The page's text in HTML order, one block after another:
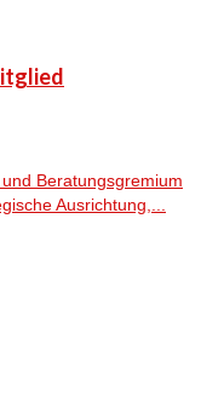
Beratungsgremium
Ausrichtung,...